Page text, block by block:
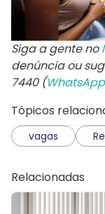
Siga a gente no
denúncia ou
7440 (WhatsApp
Tópicos
vagas
Relacionadas